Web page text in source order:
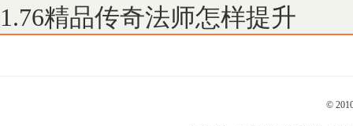
1.76精品传奇法师怎样提升
©